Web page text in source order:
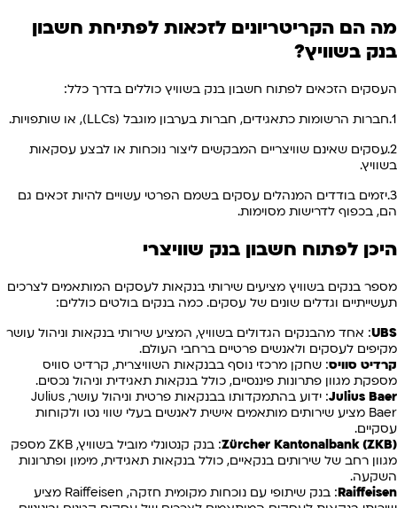
מה הם הקריטריונים לזכאות לפתיחת חשבון
בנק בשוויץ?
העסקים הזכאים לפתוח חשבון בנק בשוויץ כוללים בדרך כלל:
1.חברות הרשומות כתאגידים, חברות בערבון מוגבל (LLCs), או שותפויות.
2.עסקים שאינם שוויצריים המבקשים ליצור נוכחות או לבצע עסקאות
בשוויץ.
3.יזמים בודדים המנהלים עסקים בשמם הפרטי עשויים להיות זכאים גם
הם, בכפוף לדרישות מסוימות.
היכן לפתוח חשבון בנק שוויצרי
מספר בנקים בשוויץ מציעים שירותי בנקאות לעסקים המותאמים לצרכים
תעשייתיים וגדלים שונים של עסקים. כמה בנקים בולטים כוללים:
UBS: אחד מהבנקים הגדולים בשוויץ, המציע שירותי בנקאות וניהול עושר
מקיפים לעסקים ולאנשים פרטיים ברחבי העולם.
קרדיט סוויס: שחקן מרכזי נוסף בבנקאות השוויצרית, קרדיט סוויס
מספקת מגוון פתרונות פיננסיים, כולל בנקאות תאגידית וניהול נכסים.
Julius Baer
: ידוע בהתמקדותו בבנקאות פרטית וניהול עושר, Julius
Baer מציע שירותים מותאמים אישית לאנשים בעלי שווי נטו ולקוחות
עסקיים.
Zürcher Kantonalbank (ZKB)
: בנק קנטונלי מוביל בשוויץ, ZKB מספק
מגוון רחב של שירותים בנקאיים, כולל בנקאות תאגידית, מימון ופתרונות
השקעה.
Raiffeisen
: בנק שיתופי עם נוכחות מקומית חזקה, Raiffeisen מציע